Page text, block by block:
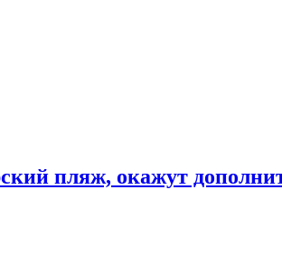
пляж, окажут